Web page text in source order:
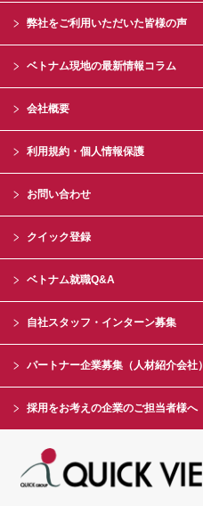
弊社をご利用いただいた皆様の声
ベトナム現地の最新情報コラム
会社概要
利用規約・個人情報保護
お問い合わせ
クイック登録
ベトナム就職Q&A
自社スタッフ・インターン募集
パートナー企業募集（人材紹介会社）
採用をお考えの企業のご担当者様へ